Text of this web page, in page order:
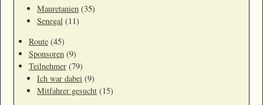
Mauretanien (35)
Senegal (11)
Route(45)
Sponsoren(9)
Teilnehmer(79)
Ich war dabei (9)
Mitfahrer gesucht (15)